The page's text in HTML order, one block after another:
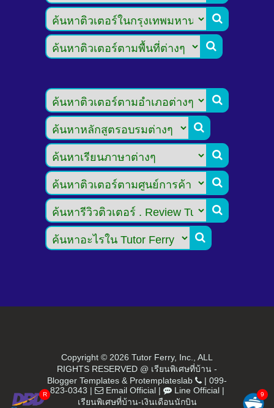








Copyright © 2026 Tutor Ferry, Inc., ALL
RIGHTS RESERVED @ เรียนพิเศษที่บ้าน -
Blogger Templates & Protemplateslab | 099-
823-0343 | Email Official| Line Official|
เรียนพิเศษที่บ้าน-เงินเดือนนักบิน